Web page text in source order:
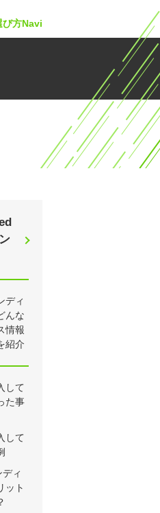
方Navi
ディ
んな
情報
紹介
して
た事
して
ィ
ット